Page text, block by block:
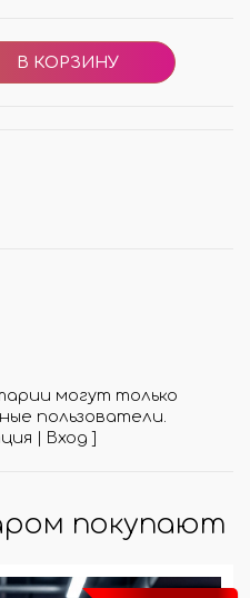
могут только
пользователи.
| Вход ]
покупают